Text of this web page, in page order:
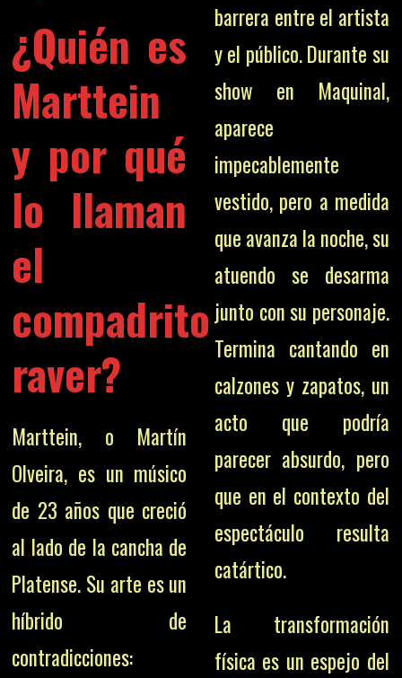
¿Quién es
Marttein
y por qué
lo llaman
el
compadrito
raver?
Marttein, o Martín
Olveira, es un músico
de 23 años que creció
al lado de la cancha de
Platense. Su arte es un
híbrido de
contradicciones:
barrera entre el artista
y el público. Durante su
show en Maquinal,
aparece
impecablemente
vestido, pero a medida
que avanza la noche, su
atuendo se desarma
junto con su personaje.
Termina cantando en
calzones y zapatos, un
acto que podría
parecer absurdo, pero
que en el contexto del
espectáculo resulta
catártico.
La transformación
física es un espejo del